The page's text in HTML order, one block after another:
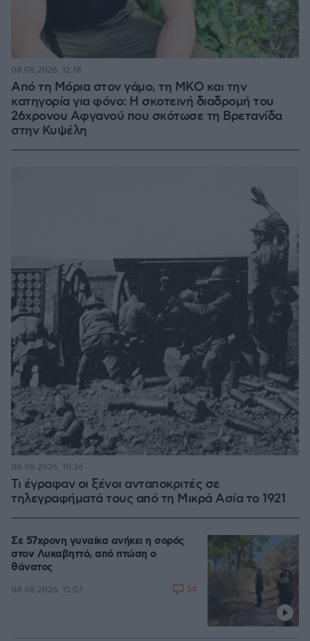
Από τη Μόρια στον γάμο, τη ΜΚΟ και την
κατηγορία για φόνο: Η σκοτεινή διαδρομή του
26χρονου Αφγανού που σκότωσε τη Βρετανίδα
στην Κυψέλη
08.08.2026, 12:18
Τι έγραφαν οι ξένοι ανταποκριτές σε
τηλεγραφήματά τους από τη Μικρά Ασία το 1921
08.08.2026, 10:26
Σε 57χρονη γυναίκα ανήκει η σορός
στον Λυκαβηττό, από πτώση ο
θάνατος
08.08.2026, 15:07 54